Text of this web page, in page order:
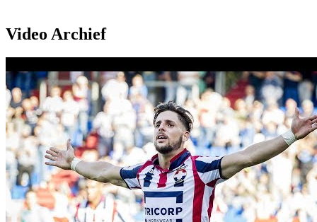
Video Archief